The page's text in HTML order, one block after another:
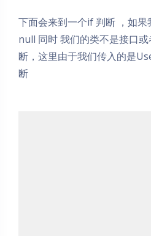
下面会来到一个if 判断 ，如
null 同时 我们的类不是接口
断，这里由于我们传入的是
断